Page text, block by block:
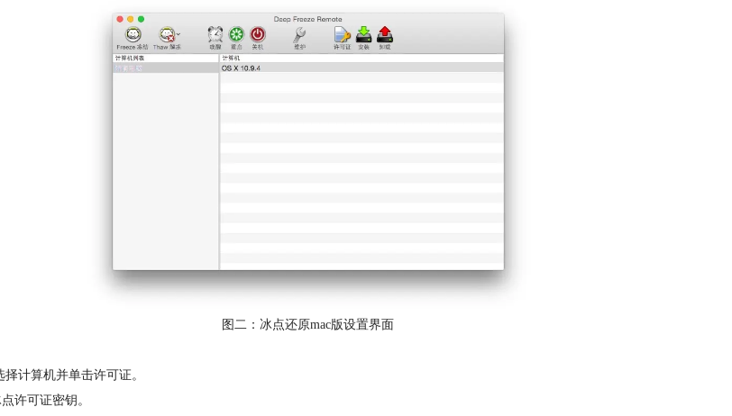
图二：冰点还原mac版设置界面
计算机并单击许可证。
许可证密钥。